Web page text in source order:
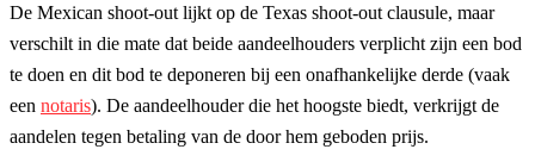
De Mexican shoot-out lijkt op de Texas shoot-out clausule, maar
verschilt in die mate dat beide aandeelhouders verplicht zijn een bod
te doen en dit bod te deponeren bij een onafhankelijke derde (vaak
een notaris). De aandeelhouder die het hoogste biedt, verkrijgt de
aandelen tegen betaling van de door hem geboden prijs.